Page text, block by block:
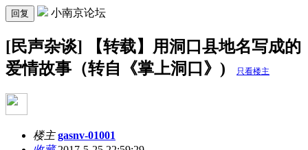
回复 小南京论坛
[民声杂谈] 【转载】用洞口县地名写成的
爱情故事（转自《掌上洞口》)
只看楼主
楼主 gasnv-01001